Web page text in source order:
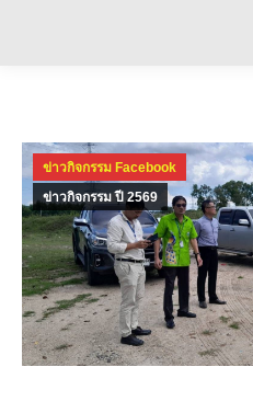
ข่าวกิจกรรม Facebook
ข่าวกิจกรรม ปี 2569